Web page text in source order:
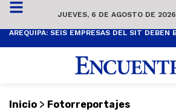
JUEVES, 6 DE AGOSTO DE 2026
Inicio > Fotorreportajes